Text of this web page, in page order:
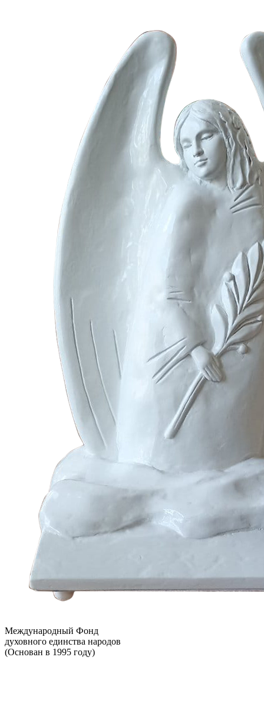
Международный Фонд
духовного единства народов
(Основан в 1995 году)